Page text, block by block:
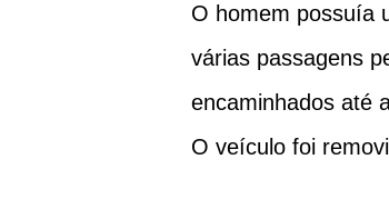
O homem possuía
várias passagens
encaminhados até
O veículo foi